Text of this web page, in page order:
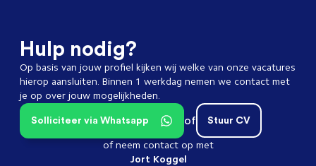
Hulp nodig?
Op basis van jouw profiel kijken wij welke van onze vacatures
hierop aansluiten. Binnen 1 werkdag nemen we contact met
je op over jouw mogelijkheden.
Stuur CV
of
Solliciteer via Whatsapp
of neem contact op met
Jort Koggel